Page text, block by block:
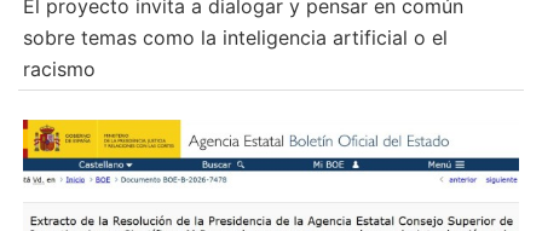
El proyecto invita a dialogar y pensar en común
sobre temas como la inteligencia artificial o el
racismo